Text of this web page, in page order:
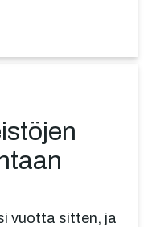
vuotta sitten, ja